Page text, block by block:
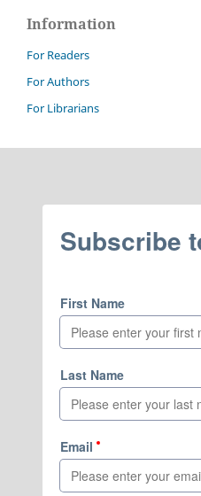
Information
For Readers
For Authors
For Librarians